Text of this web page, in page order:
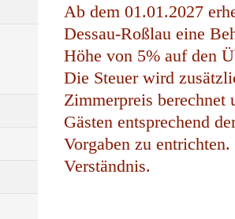
Ab dem 01.01.2027
Dessau-Roßlau eine
Höhe von 5% auf den
Die Steuer wird
Zimmerpreis berechnet
Gästen entsprechend
Vorgaben zu
Verständnis.